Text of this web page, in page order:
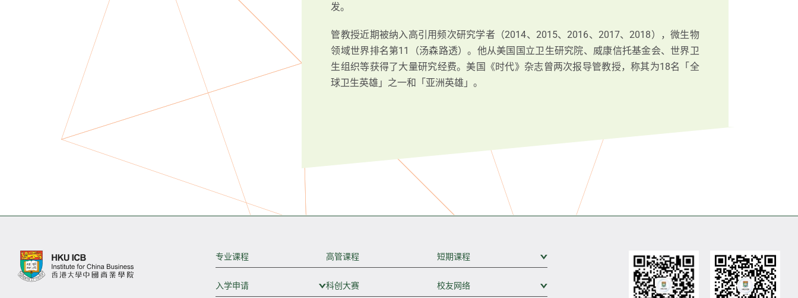
发。
管教授近期被纳入高引用频次研究学者（2014、2015、2016、2017、2018），微生物
领域世界排名第11（汤森路透）。他从美国国立卫生研究院、威康信托基金会、世界卫
生组织等获得了大量研究经费。美国《时代》杂志曾两次报导管教授，称其为18名「全
球卫生英雄」之一和「亚洲英雄」。
专业课程 高管课程 短期课程
入学申请 展开次级菜单
科创大赛 校友网络